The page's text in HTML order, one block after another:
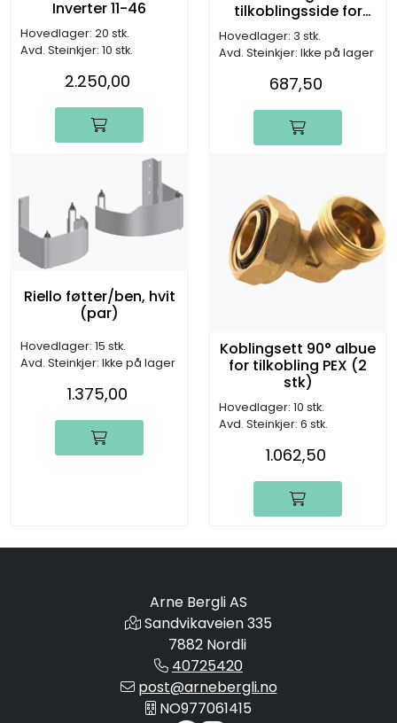
Inverter 11-46
Hovedlager: 20 stk.
Avd. Steinkjer: 10 stk.
2.250,00
tilkoblingsside for
rørtilkobling
Hovedlager: 3 stk.
Avd. Steinkjer: Ikke på lager
687,50
Riello føtter/ben, hvit
(par)
Hovedlager: 15 stk.
Avd. Steinkjer: Ikke på lager
1.375,00
Koblingsett 90° albue
for tilkobling PEX (2
stk)
Hovedlager: 10 stk.
Avd. Steinkjer: 6 stk.
1.062,50
Arne Bergli AS
Sandvikaveien 335
7882 Nordli
40725420
post@arnebergli.no
NO977061415